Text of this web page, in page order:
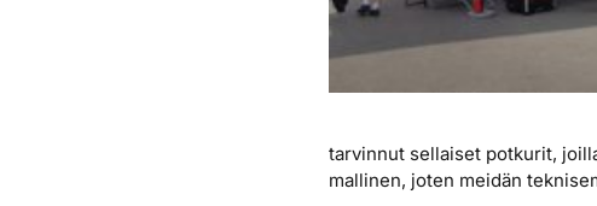
tarvinnut sellaiset potkurit,
mallinen, joten meidän